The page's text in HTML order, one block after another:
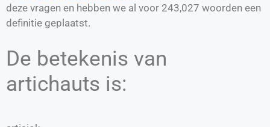
deze vragen en hebben we al voor 243,027 woorden een
definitie geplaatst.
De betekenis van
artichauts is: